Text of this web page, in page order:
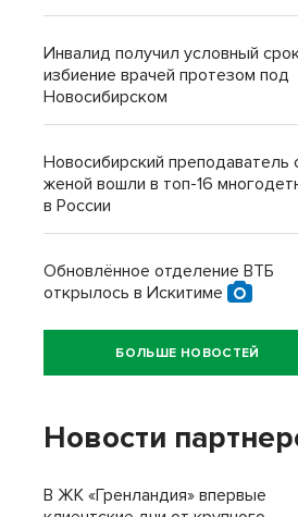
Инвалид получил условный
избиение врачей протезом под
Новосибирском
Новосибирский преподаватель
женой вошли в топ-16
в России
Обновлённое отделение ВТБ
открылось в Искитиме
БОЛЬШЕ НОВОСТЕЙ
Новости
В ЖК «Гренландия» впервые